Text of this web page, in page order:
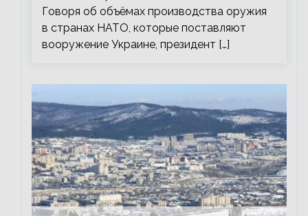
Говоря об объёмах производства оружия
в странах НАТО, которые поставляют
вооружение Украине, президент […]